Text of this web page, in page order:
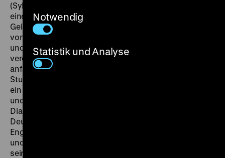
(Sybille Schmitz und Oskar Sima) den Juwelier-Onkel in
eine Betrugsgeschichte verwickelt, erhält Punks die
Gelegenheit, seine Tüchtigkeit zu beweisen. Ludwig
von Wohl (1903-1961) war seinerzeit ein produktiver
und populärer Schriftsteller. Zwischen 1926 und 1936
veröffentlichte er mehr als 30 Romane. Nach
anfänglichen Drehbuchversuchen in der
Stummfilmzeit fand von Wohl schließlich im Tonfilm
ein zweites Metier. Zudem lieferten seine abenteuer-
und spannungsreichen Romane voller peppiger
Dialoge einen idealen Kinostoff, zwölf wurden in
Deutschland verfilmt. 1936 emigrierte von Wohl nach
England, wo er sich in „Louis de Wohl“ umbenannte
und beruflich neu orientierte. Heute ist er vor allem für
seine kontroverse Tätigkeit als astrologischer Berater
Notwendig
Statistik und Analyse